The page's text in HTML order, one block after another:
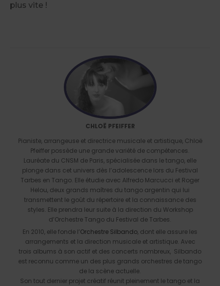
plus vite !
CHLOË PFEIFFER
Pianiste, arrangeuse et directrice musicale et artistique, Chloë
Pfeiffer possède une grande variété de compétences.
Lauréate du CNSM de Paris, spécialisée dans le tango, elle
plonge dans cet univers dès l’adolescence lors du Festival
Tarbes en Tango. Elle étudie avec Alfredo Marcucci et Roger
Helou, deux grands maîtres du tango argentin qui lui
transmettent le goût du répertoire et la connaissance des
styles. Elle prendra leur suite à la direction du Workshop
d’Orchestre Tango du Festival de Tarbes.
En 2010, elle fonde l’Orchestre Silbando, dont elle assure les
arrangements et la direction musicale et artistique. Avec
trois albums à son actif et des concerts nombreux, Silbando
est reconnu comme un des plus grands orchestres de tango
de la scène actuelle.
Son tout dernier projet créatif réunit pleinement le tango et la